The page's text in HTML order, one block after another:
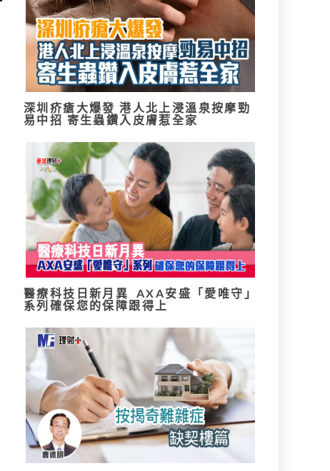
深圳疥瘡大爆發 港人北上浸溫泉按摩勁
易中招 寄生蟲鑽入皮膚惹全家
醫療科技日新月異 AXA安盛「愛唯守」
系列確保您的保障跟得上